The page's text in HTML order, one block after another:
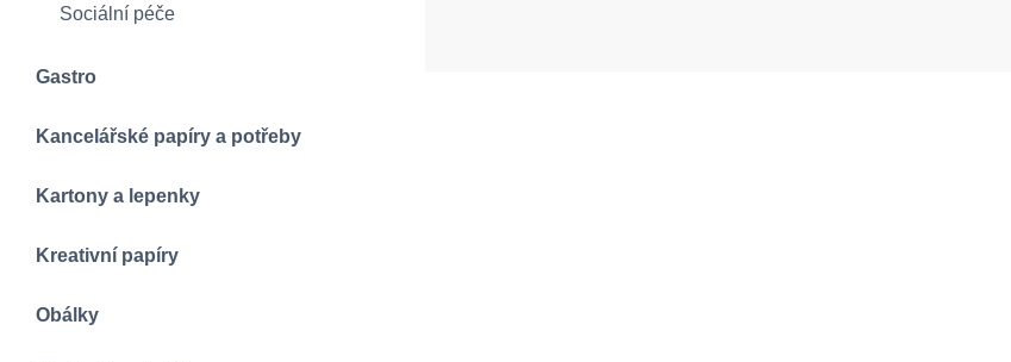
Sociální péče
Gastro
Kancelářské papíry a potřeby
Kartony a lepenky
Kreativní papíry
Obálky